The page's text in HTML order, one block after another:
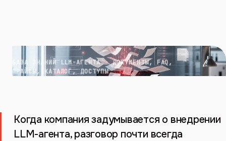
БАЗА ЗНАНИЙ LLM-АГЕНТА - ДОКУМЕНТЫ, FAQ,
ПРАЙСЫ, КАТАЛОГ, ДОСТУПЫ
Когда компания задумывается о внедрении
LLM-агента, разговор почти всегда